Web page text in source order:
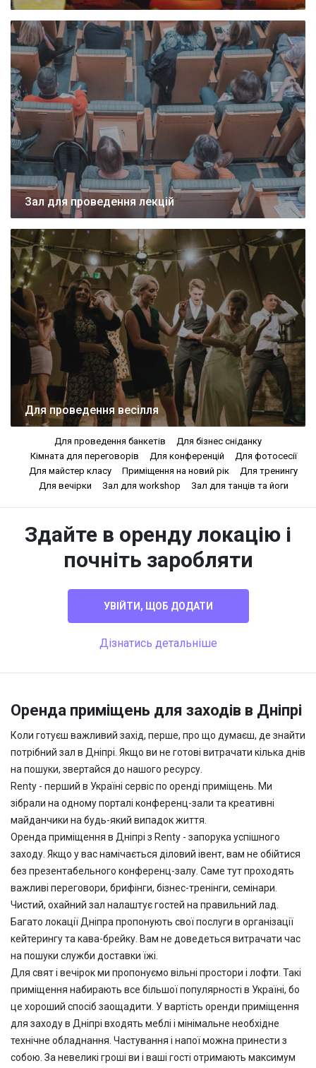
Зал для проведення лекцій
Для проведення весілля
Для проведення банкетів
Для бізнес сніданку
Кімната для переговорів
Для конференцій
Для фотосесії
Для майстер класу
Приміщення на новий рік
Для тренингу
Для вечірки
Зал для workshop Зал для танців та йоги
Здайте в оренду локацію і
почніть заробляти
УВІЙТИ, ЩОБ ДОДАТИ
Дізнатись детальніше
Оренда приміщень для заходів в Дніпрі
Коли готуєш важливий захід, перше, про що думаєш, де знайти
потрібний зал в Дніпрі. Якщо ви не готові витрачати кілька днів
на пошуки, звертайся до нашого ресурсу.
Renty - перший в Україні сервіс по оренді приміщень. Ми
зібрали на одному порталі конференц-зали та креативні
майданчики на будь-який випадок життя.
Оренда приміщення в Дніпрі з Renty - запорука успішного
заходу. Якщо у вас намічається діловий івент, вам не обійтися
без презентабельного конференц-залу. Саме тут проходять
важливі переговори, брифінги, бізнес-тренінги, семінари.
Чистий, охайний зал налаштує гостей на правильний лад.
Багато локації Дніпра пропонують свої послуги в організації
кейтерингу та кава-брейку. Вам не доведеться витрачати час
на пошуки служби доставки їжі.
Для свят і вечірок ми пропонуємо вільні простори і лофти. Такі
приміщення набирають все більшої популярності в Україні, бо
це хороший спосіб заощадити. У вартість оренди приміщення
для заходу в Дніпрі входять меблі і мінімальне необхідне
технічне обладнання. Частування і напої можна принести з
собою. За невеликі гроші ви і ваші гості отримають максимум